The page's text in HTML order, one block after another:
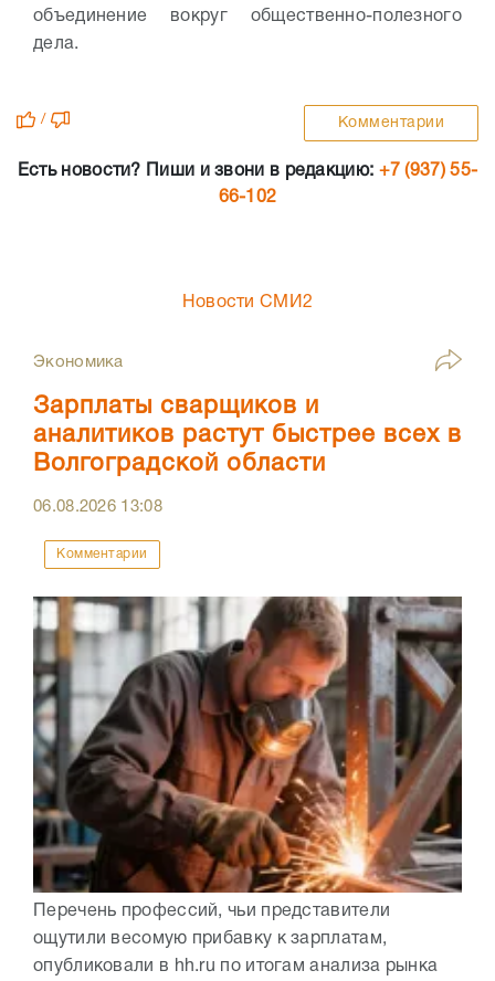
объединение вокруг общественно-полезного
дела.
/ Комментарии
Есть новости? Пиши и звони в редакцию: +7 (937) 55-
66-102
Новости СМИ2
Экономика
Зарплаты сварщиков и
аналитиков растут быстрее всех в
Волгоградской области
06.08.2026 13:08
Комментарии
Перечень профессий, чьи представители
ощутили весомую прибавку к зарплатам,
опубликовали в hh.ru по итогам анализа рынка